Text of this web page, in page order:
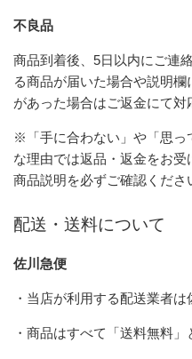
不良品
商品到着後、5日以内にご連
る商品が届いた場合や説明
があった場合はご返金にて対
※「手に合わない」や「思っ
な理由では返品・返金をお
商品説明を必ずご確認くださ
配送・送料について
佐川急便
・当店が利用する配送業者は
・商品はすべて「送料無料」